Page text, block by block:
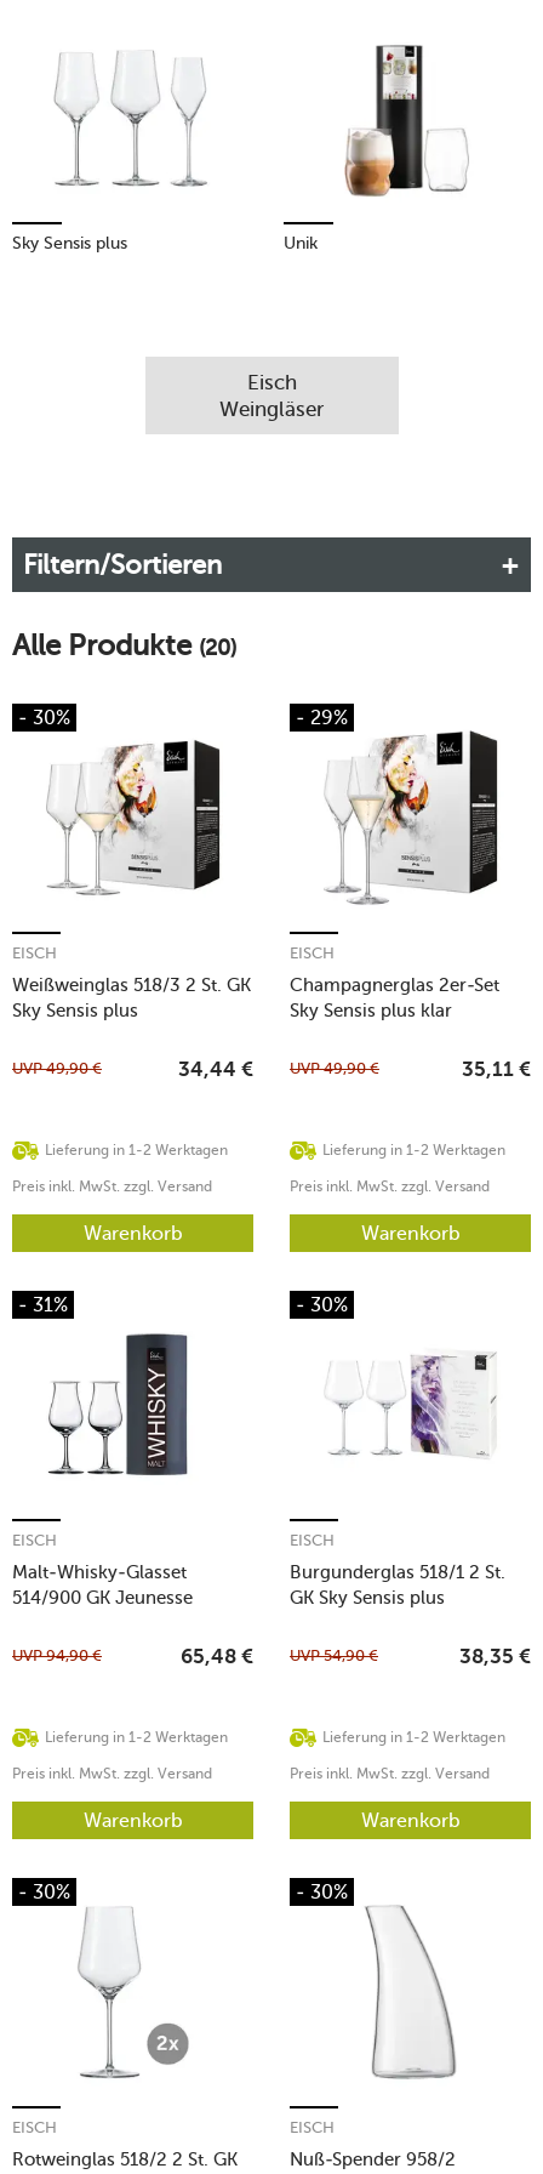
Sky Sensis plus Unik
Eisch
Weingläser
Filtern/Sortieren
Alle Produkte (20)
- 30%
Weißweinglas 518/3 2 St. GK
Sky Sensis plus
EISCH
Lieferung in 1-2 Werktagen
UVP49,90 € 34,44 €
Preis inkl. MwSt. zzgl. Versand
Warenkorb
- 29%
Champagnerglas 2er-Set
Sky Sensis plus klar
EISCH
Lieferung in 1-2 Werktagen
UVP49,90 € 35,11 €
Preis inkl. MwSt. zzgl. Versand
Warenkorb
- 31%
Malt-Whisky-Glasset
514/900 GK Jeunesse
EISCH
Lieferung in 1-2 Werktagen
UVP94,90 € 65,48 €
Preis inkl. MwSt. zzgl. Versand
Warenkorb
- 30%
Burgunderglas 518/1 2 St.
GK Sky Sensis plus
EISCH
Lieferung in 1-2 Werktagen
UVP54,90 € 38,35 €
Preis inkl. MwSt. zzgl. Versand
Warenkorb
- 30%
Rotweinglas 518/2 2 St. GK
EISCH
- 30%
Nuß-Spender 958/2
EISCH